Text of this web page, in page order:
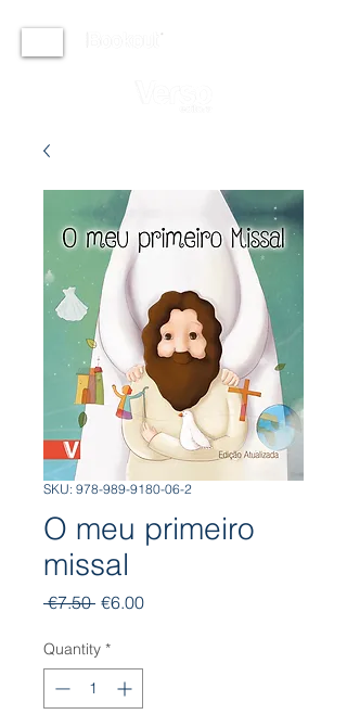
SKU: 978-989-9180-06-2
O meu primeiro
missal
€7.50 Regular
€6.00Sale
Quantity *